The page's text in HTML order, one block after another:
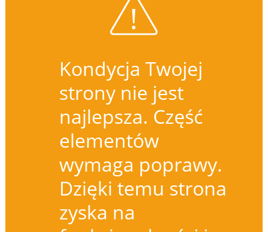
Kondycja Twojej
strony nie jest
najlepsza. Część
elementów
wymaga poprawy.
Dzięki temu strona
zyska na